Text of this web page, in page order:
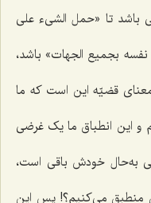
باشد تا «حمل الشیء علی
بجمیع الجهات» باشد،
قضیّه این است که ما
و این انطباق ما یک غرضی
به‌حال خودش باقی است،
منطبق می‌کنیم؟! پس این